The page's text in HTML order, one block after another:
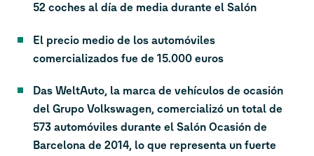
52 coches al día de media durante el Salón
El precio medio de los automóviles
comercializados fue de 15.000 euros
Das WeltAuto, la marca de vehículos de ocasión
del Grupo Volkswagen, comercializó un total de
573 automóviles durante el Salón Ocasión de
Barcelona de 2014, lo que representa un fuerte